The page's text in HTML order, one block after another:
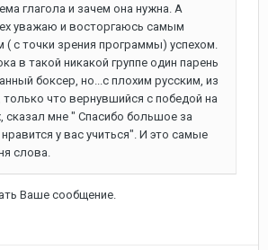
глагола и зачем она нужна. А
уважаю и восторгаюсь самым
( с точки зрения программы) успехом.
в такой никакой группе один парень
боксер, но...с плохим русским, из
что вернувшийся с победой на
сказал мне " Спасибо большое за
у вас учиться". И это самые
слова.
Ваше сообщение.